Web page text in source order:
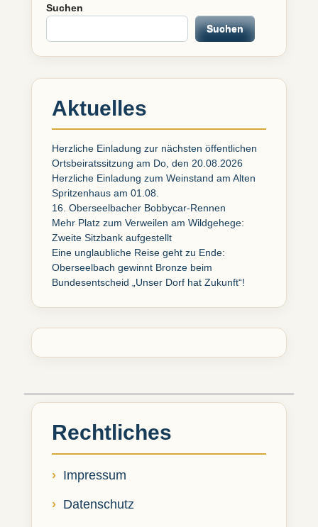
Suchen
Suchen
Aktuelles
Herzliche Einladung zur nächsten öffentlichen
Ortsbeiratssitzung am Do, den 20.08.2026
Herzliche Einladung zum Weinstand am Alten
Spritzenhaus am 01.08.
16. Oberseelbacher Bobbycar-Rennen
Mehr Platz zum Verweilen am Wildgehege:
Zweite Sitzbank aufgestellt
Eine unglaubliche Reise geht zu Ende:
Oberseelbach gewinnt Bronze beim
Bundesentscheid „Unser Dorf hat Zukunft“!
Rechtliches
Impressum
Datenschutz